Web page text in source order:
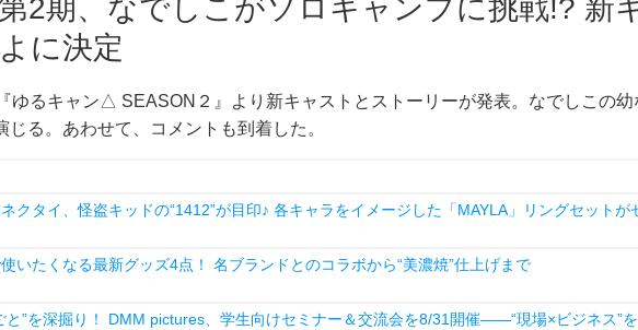
2期、なでしこがソロキャンプに挑戦!? 新
に決定
ゆるキャン△ SEASON２』より新キャストとストーリーが発表。なでしこの幼
る。あわせて、コメントも到着した。
クタイ、怪盗キッドの“1412”が目印♪ 各キャラをイメージした「MAYLA」リングセットが
いたくなる最新グッズ4点！ 名ブランドとのコラボから“美濃焼”仕上げまで
と”を深掘り！ DMM pictures、学生向けセミナー＆交流会を8/31開催――“現場×ビジネス”を